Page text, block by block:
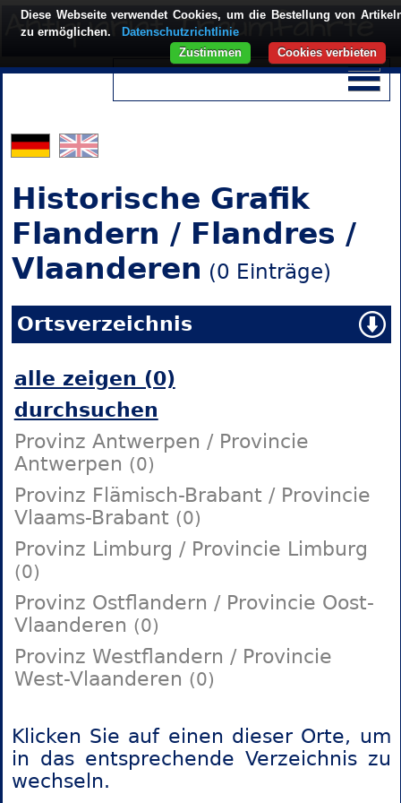
Historische Grafik
Flandern / Flandres /
Vlaanderen (0 Einträge)
Ortsverzeichnis
alle zeigen (0)
durchsuchen
Provinz Antwerpen / Provincie
Antwerpen (0)
Provinz Flämisch-Brabant / Provincie
Vlaams-Brabant (0)
Provinz Limburg / Provincie Limburg
(0)
Provinz Ostflandern / Provincie Oost-
Vlaanderen (0)
Provinz Westflandern / Provincie
West-Vlaanderen (0)
Klicken Sie auf einen dieser Orte, um
in das entsprechende Verzeichnis zu
wechseln.
Diese Webseite verwendet Cookies, um die Bestellung von
zu ermöglichen.
Datenschutzrichtlinie
Cookies verbieten
Zustimmen